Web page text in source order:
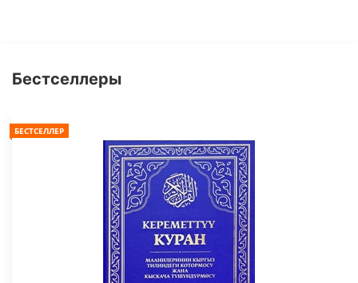
Бестселлеры
БЕСТСЕЛЛЕР